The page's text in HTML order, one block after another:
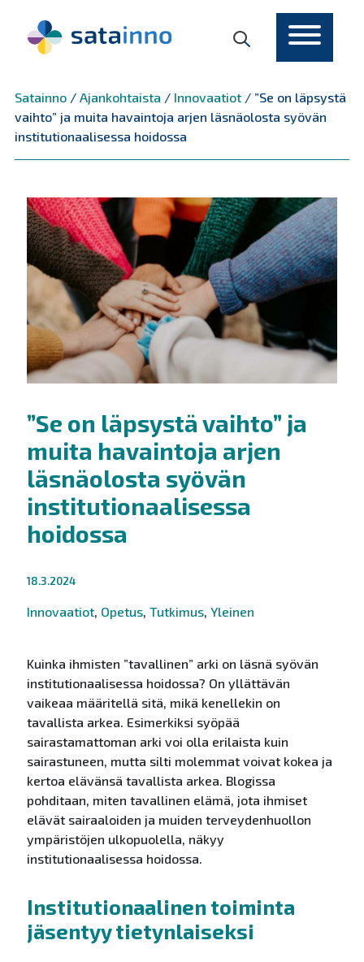
Satainno/ Ajankohtaista / Innovaatiot/ ”Se on läpsystä
vaihto” ja muita havaintoja arjen läsnäolosta syövän
institutionaalisessa hoidossa
”Se on läpsystä vaihto” ja
muita havaintoja arjen
läsnäolosta syövän
institutionaalisessa
hoidossa
18.3.2024
Innovaatiot, Opetus, Tutkimus, Yleinen
Kuinka ihmisten ”tavallinen” arki on läsnä syövän
institutionaalisessa hoidossa? On yllättävän
vaikeaa määritellä sitä, mikä kenellekin on
tavallista arkea. Esimerkiksi syöpää
sairastamattoman arki voi olla erilaista kuin
sairastuneen, mutta silti molemmat voivat kokea ja
kertoa elävänsä tavallista arkea. Blogissa
pohditaan, miten tavallinen elämä, jota ihmiset
elävät sairaaloiden ja muiden terveydenhuollon
ympäristöjen ulkopuolella, näkyy
institutionaalisessa hoidossa.
Institutionaalinen toiminta
jäsentyy tietynlaiseksi